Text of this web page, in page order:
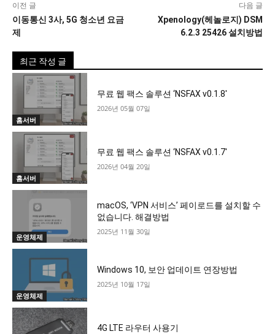
이전 글
이동통신 3사, 5G 청소년 요금
제
다음 글
Xpenology(헤놀로지) DSM
6.2.3 25426 설치방법
최근 작성 글
홈서버
무료 웹 팩스 솔루션 ‘NSFAX v0.1.8′
2026년 05월 07일
홈서버
무료 웹 팩스 솔루션 ‘NSFAX v0.1.7′
2026년 04월 20일
운영체제
macOS, ‘VPN 서비스’ 페이로드를 설치할 수
없습니다. 해결방법
2025년 11월 30일
운영체제
Windows 10, 보안 업데이트 연장방법
2025년 10월 17일
4G LTE 라우터 사용기